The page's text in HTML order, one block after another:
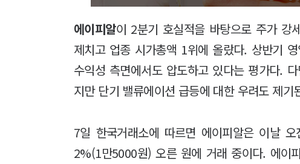
에이피알이 2분기 호실적을 바탕으로 주가 강
제치고 업종 시가총액 1위에 올랐다. 상반기
수익성 측면에서도 압도하고 있다는 평가다.
지만 단기 밸류에이션 급등에 대한 우려도 제기
7일 한국거래소에 따르면 에이피알은 이날
2%(1만5000원) 오른 원에 거래 중이다. 에이